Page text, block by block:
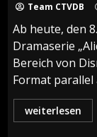
Team CTVDB
Ab heute, den
Dramaserie
Bereich von
Format parallel
weiterlesen